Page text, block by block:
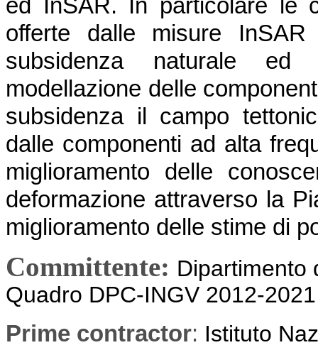
ed InSAR. In particolare le
offerte dalle misure
subsidenza naturale ed
modellazione delle
subsidenza il campo
dalle componenti ad alta
miglioramento delle
deformazione attraverso la
miglioramento delle stime di
Committente: Dipartimento
Quadro DPC-INGV 2012-2021
Prime contractor: Istituto